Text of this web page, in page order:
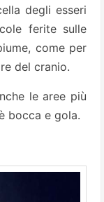
degli esseri
ferite sulle
come per
del cranio.
le aree più
bocca e gola.